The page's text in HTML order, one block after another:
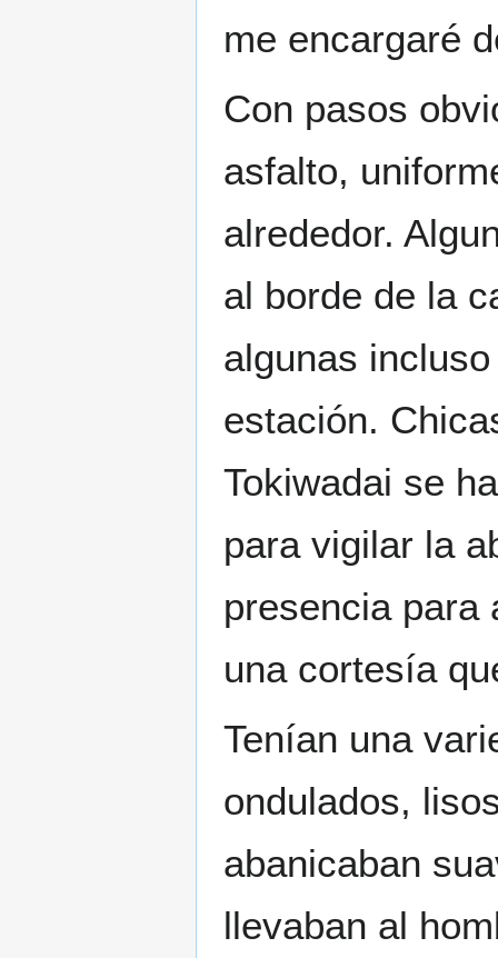
me encargaré
Con pasos
asfalto,
alrededor.
al borde de la
algunas
estación.
Tokiwadai se
para vigilar la
presencia para
una cortesía
Tenían una
ondulados,
abanicaban
llevaban al